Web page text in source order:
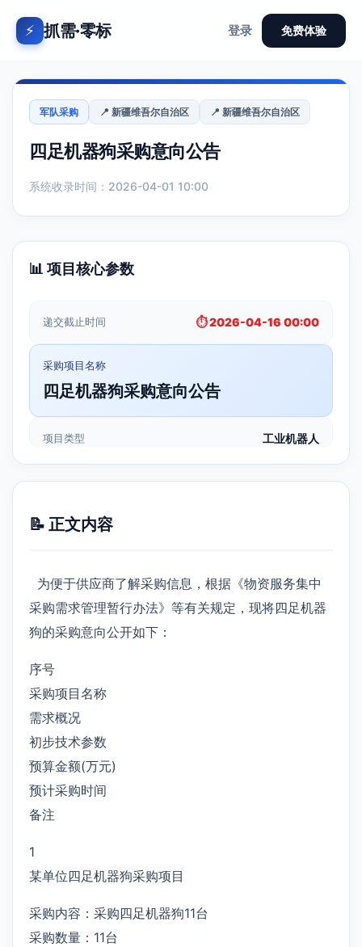
⚡ 抓需·零标 登录 免费体验
军队采购 📍 新疆维吾尔自治区 📍 新疆维吾尔自治区
四足机器狗采购意向公告
系统收录时间：2026-04-01 10:00
📊 项目核心参数
递交截止时间 ⏱️ 2026-04-16 00:00
采购项目名称
四足机器狗采购意向公告
项目类型 工业机器人
📝 正文内容
为便于供应商了解采购信息，根据《物资服务集中
采购需求管理暂行办法》等有关规定，现将四足机器
狗的采购意向公开如下：
序号
采购项目名称
需求概况
初步技术参数
预算金额(万元)
预计采购时间
备注
1
某单位四足机器狗采购项目
采购内容：采购四足机器狗11台
采购数量：11台